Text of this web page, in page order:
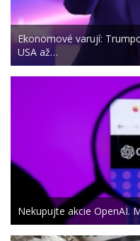
Ekonomové varují:
USA až…
Nekupujte akcie OpenAI.